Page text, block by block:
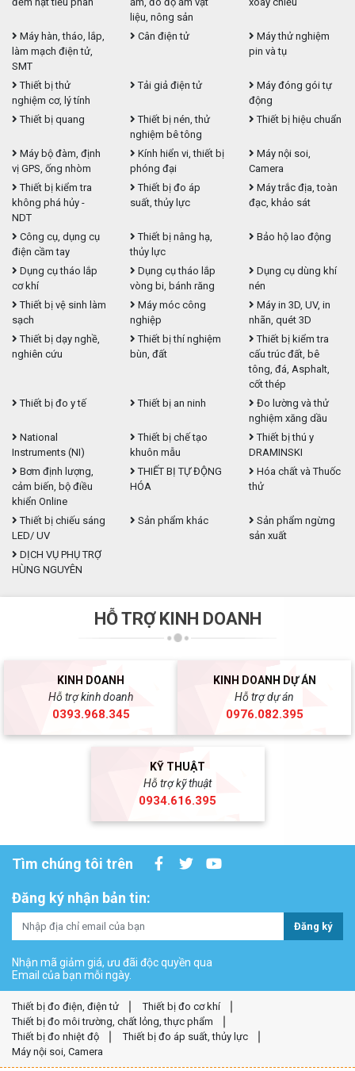
liệu, nông sản
Máy hàn, tháo, lắp,
làm mạch điện tử,
SMT
Cân điện tử
Máy thử nghiệm
pin và tụ
Thiết bị thử
nghiệm cơ, lý tính
Tải giả điện tử
Máy đóng gói tự
động
Thiết bị quang
Thiết bị nén, thử
nghiệm bê tông
Thiết bị hiệu chuẩn
Máy bộ đàm, định
vị GPS, ống nhòm
Kính hiển vi, thiết bị
phóng đại
Máy nội soi,
Camera
Thiết bị kiểm tra
không phá hủy -
NDT
Thiết bị đo áp
suất, thủy lực
Máy trắc địa, toàn
đạc, khảo sát
Công cụ, dụng cụ
điện cầm tay
Thiết bị nâng hạ,
thủy lực
Bảo hộ lao động
Dụng cụ tháo lắp
cơ khí
Dụng cụ tháo lắp
vòng bi, bánh răng
Dụng cụ dùng khí
nén
Thiết bị vệ sinh làm
sạch
Máy móc công
nghiệp
Máy in 3D, UV, in
nhãn, quét 3D
Thiết bị dạy nghề,
nghiên cứu
Thiết bị thí nghiệm
bùn, đất
Thiết bị kiểm tra
cấu trúc đất, bê
tông, đá, Asphalt,
cốt thép
Thiết bị đo y tế
Thiết bị an ninh
Đo lường và thử
nghiệm xăng dầu
National
Instruments (NI)
Thiết bị chế tạo
khuôn mẫu
Thiết bị thú y
DRAMINSKI
Bơm định lượng,
cảm biến, bộ điều
khiển Online
THIẾT BỊ TỰ ĐỘNG
HÓA
Hóa chất và Thuốc
thử
Thiết bị chiếu sáng
LED/ UV
Sản phẩm khác
Sản phẩm ngừng
sản xuất
DỊCH VỤ PHỤ TRỢ
HÙNG NGUYÊN
HỖ TRỢ KINH DOANH
KINH DOANH
Hỗ trợ kinh doanh
0393.968.345
KINH DOANH DỰ ÁN
Hỗ trợ dự án
0976.082.395
KỸ THUẬT
Hỗ trợ kỹ thuật
0934.616.395
Tìm chúng tôi trên
Đăng ký nhận bản tin:
Đăng ký
Nhận mã giảm giá, ưu đãi độc quyền qua
Email của bạn mỗi ngày.
Thiết bị đo điện, điện tử
Thiết bị đo cơ khí
Thiết bị đo môi trường, chất lỏng, thực phẩm
Thiết bị đo nhiệt độ
Thiết bị đo áp suất, thủy lực
Máy nội soi, Camera